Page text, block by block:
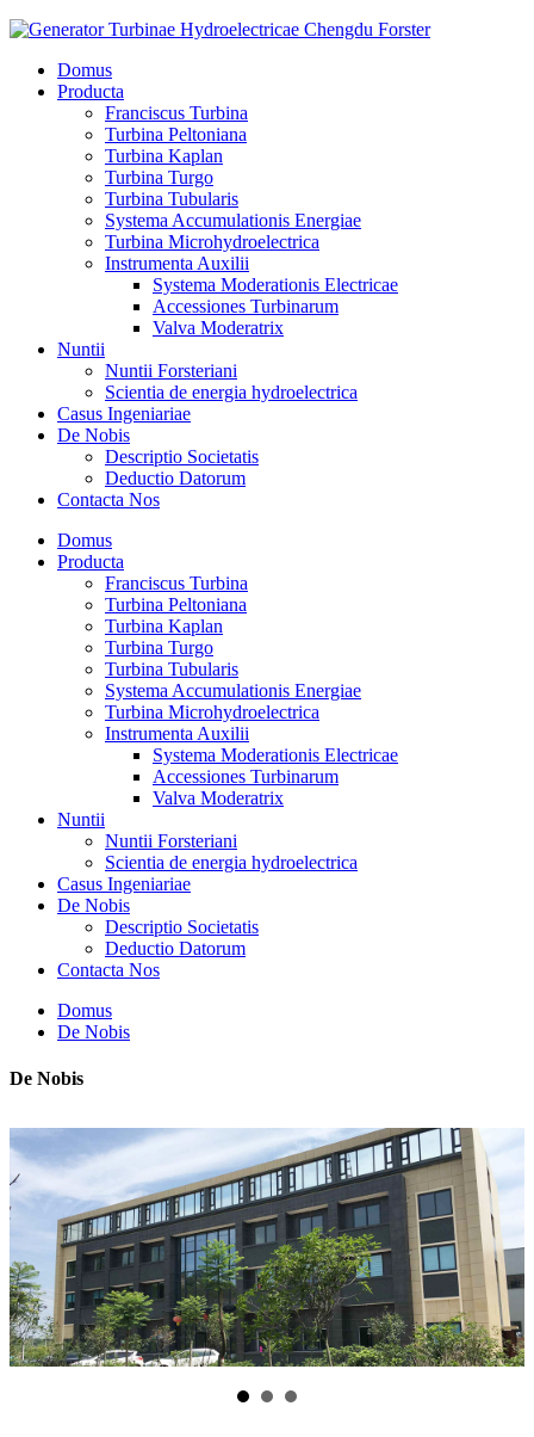
Domus
Producta
Franciscus Turbina
Turbina Peltoniana
Turbina Kaplan
Turbina Turgo
Turbina Tubularis
Systema Accumulationis Energiae
Turbina Microhydroelectrica
Instrumenta Auxilii
Systema Moderationis Electricae
Accessiones Turbinarum
Valva Moderatrix
Nuntii
Nuntii Forsteriani
Scientia de energia hydroelectrica
Casus Ingeniariae
De Nobis
Descriptio Societatis
Deductio Datorum
Contacta Nos
Domus
Producta
Franciscus Turbina
Turbina Peltoniana
Turbina Kaplan
Turbina Turgo
Turbina Tubularis
Systema Accumulationis Energiae
Turbina Microhydroelectrica
Instrumenta Auxilii
Systema Moderationis Electricae
Accessiones Turbinarum
Valva Moderatrix
Nuntii
Nuntii Forsteriani
Scientia de energia hydroelectrica
Casus Ingeniariae
De Nobis
Descriptio Societatis
Deductio Datorum
Contacta Nos
Domus
De Nobis
De Nobis